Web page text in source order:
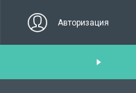
Авторизация